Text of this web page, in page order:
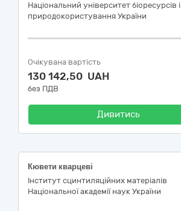
Національний університет біоресурсів і
природокористування України
Очікувана вартість
130 142,50 UAH
без ПДВ
Дивитись
Кювети кварцеві
Інститут сцинтиляційних матеріалів
Національної академії наук України